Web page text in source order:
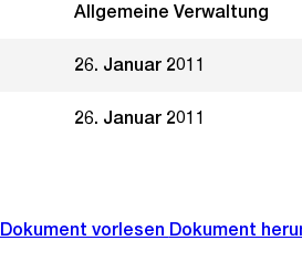
Allgemeine Verwaltung
26. Januar 2011
26. Januar 2011
Dokument vorlesen Dokument